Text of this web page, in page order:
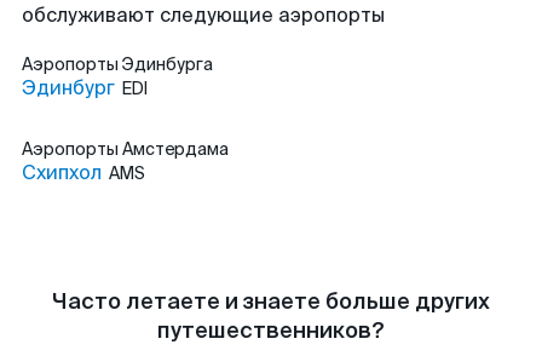
обслуживают следующие аэропорты
Аэропорты Эдинбурга
Эдинбург EDI
Аэропорты Амстердама
Схипхол AMS
Часто летаете и знаете больше других
путешественников?